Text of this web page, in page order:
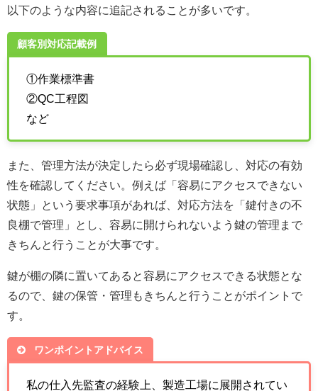
以下のような内容に追記されることが多いです。
顧客別対応記載例
①作業標準書
②QC工程図
など
また、管理方法が決定したら必ず現場確認し、対応の有効
性を確認してください。例えば「容易にアクセスできない
状態」という要求事項があれば、対応方法を「鍵付きの不
良棚で管理」とし、容易に開けられないよう鍵の管理まで
きちんと行うことが大事です。
鍵が棚の隣に置いてあると容易にアクセスできる状態とな
るので、鍵の保管・管理もきちんと行うことがポイントで
す。
ワンポイントアドバイス
私の仕入先監査の経験上、製造工場に展開されてい